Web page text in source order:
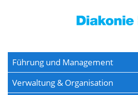
Führung und Management
Verwaltung & Organisation